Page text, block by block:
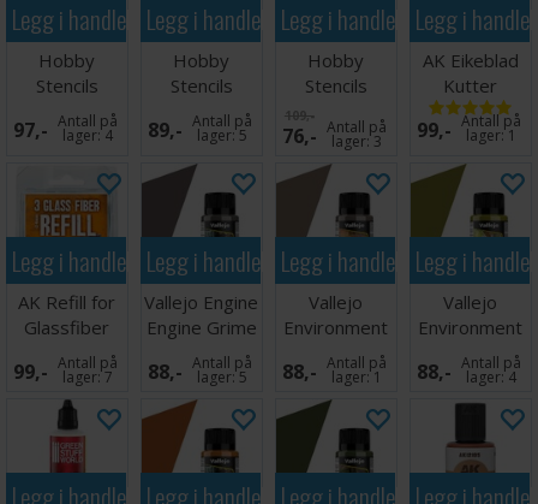
Legg i handlekurven
Hobby
Stencils
German WWII
Tank Marking
97,- Antall på
lager:4
Legg i handlekurven
Hobby
Stencils
Radioactivity
Signs
89,- Antall på
lager:5
Legg i handlekurven
Hobby
Stencils
Access Trap
Doors
109,-
76,- Antall på
lager:3
Legg i
AK Eikeblad
Kutter
99,- Antall på
lager:1
Legg i handlekurven
AK Refill for
Glassfiber
penn - 3 stk
99,- Antall på
lager:7
Legg i handlekurven
Vallejo Engine
Engine Grime
- 40ml
88,- Antall på
lager:5
Legg i handlekurven
Vallejo
Environment
Rain Marks -
40ml
88,- Antall på
lager:1
Legg i
Vallejo
Environment
Slimy Grime
Light
88,- Antall på
lager:4
Legg i handlekurvenLegg i handlekurvenLegg i handlekurven
Legg i